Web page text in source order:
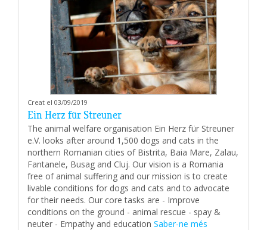
Creat el 03/09/2019
Ein Herz für Streuner
The animal welfare organisation Ein Herz für Streuner
e.V. looks after around 1,500 dogs and cats in the
northern Romanian cities of Bistrita, Baia Mare, Zalau,
Fantanele, Busag and Cluj. Our vision is a Romania
free of animal suffering and our mission is to create
livable conditions for dogs and cats and to advocate
for their needs. Our core tasks are - Improve
conditions on the ground - animal rescue - spay &
neuter - Empathy and education Saber-ne més